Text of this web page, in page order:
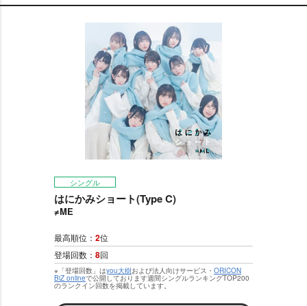
t
e
シングル
はにかみショート(Type C)
≠ME
最高順位： 2位
登場回数： 8回
※「登場回数」はyou大樹および法人向けサービス・ ORICON
BiZ onlineで公開しております週間シングルランキングTOP200
のランクイン回数を掲載しています。